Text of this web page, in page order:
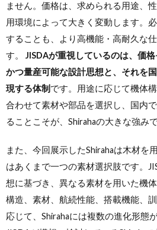
ません。価格は、求められる用途、
用環境によって大きく変動します。
することも、より高機能・高耐久な
す。 JISDAが重視しているのは、価
かつ量産可能な設計思想と、それを
現する体制 です。用途に応じて機体
合わせて素材や部品を選択し、国内
ることこそが、Shirahaの大きな強みで
また、今回展示したShirahaは木材を
はあくまで一つの素材選択肢です。
想に基づき、異なる素材を用いた機
構造、素材、航続性能、搭載機能、
応じて、Shirahaには複数の進化形態